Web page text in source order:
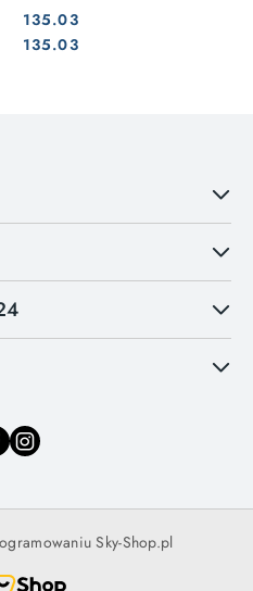
Cena:
135.03
Cena:
135.03
Sky-Shop.pl